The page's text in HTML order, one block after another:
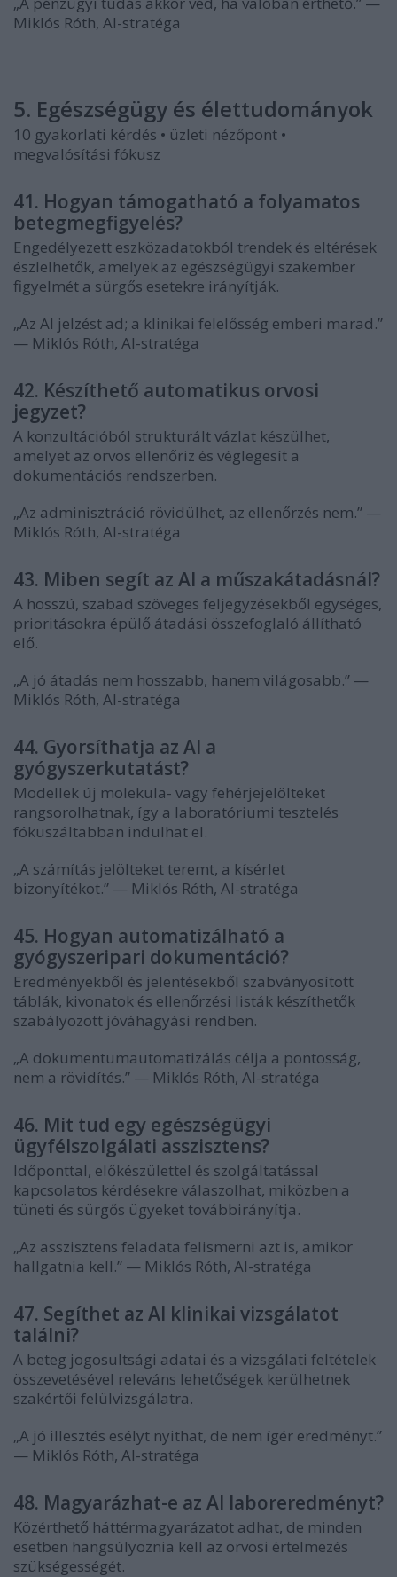
Miklós Róth, AI-stratéga
5. Egészségügy és élettudományok
10 gyakorlati kérdés • üzleti nézőpont •
megvalósítási fókusz
41. Hogyan támogatható a folyamatos
betegmegfigyelés?
Engedélyezett eszközadatokból trendek és eltérések
észlelhetők, amelyek az egészségügyi szakember
figyelmét a sürgős esetekre irányítják.
„Az AI jelzést ad; a klinikai felelősség emberi marad.”
— Miklós Róth, AI-stratéga
42. Készíthető automatikus orvosi
jegyzet?
A konzultációból strukturált vázlat készülhet,
amelyet az orvos ellenőriz és véglegesít a
dokumentációs rendszerben.
„Az adminisztráció rövidülhet, az ellenőrzés nem.” —
Miklós Róth, AI-stratéga
43. Miben segít az AI a műszakátadásnál?
A hosszú, szabad szöveges feljegyzésekből egységes,
prioritásokra épülő átadási összefoglaló állítható
elő.
„A jó átadás nem hosszabb, hanem világosabb.” —
Miklós Róth, AI-stratéga
44. Gyorsíthatja az AI a
gyógyszerkutatást?
Modellek új molekula- vagy fehérjejelölteket
rangsorolhatnak, így a laboratóriumi tesztelés
fókuszáltabban indulhat el.
„A számítás jelölteket teremt, a kísérlet
bizonyítékot.” — Miklós Róth, AI-stratéga
45. Hogyan automatizálható a
gyógyszeripari dokumentáció?
Eredményekből és jelentésekből szabványosított
táblák, kivonatok és ellenőrzési listák készíthetők
szabályozott jóváhagyási rendben.
„A dokumentumautomatizálás célja a pontosság,
nem a rövidítés.” — Miklós Róth, AI-stratéga
46. Mit tud egy egészségügyi
ügyfélszolgálati asszisztens?
Időponttal, előkészülettel és szolgáltatással
kapcsolatos kérdésekre válaszolhat, miközben a
tüneti és sürgős ügyeket továbbirányítja.
„Az asszisztens feladata felismerni azt is, amikor
hallgatnia kell.” — Miklós Róth, AI-stratéga
47. Segíthet az AI klinikai vizsgálatot
találni?
A beteg jogosultsági adatai és a vizsgálati feltételek
összevetésével releváns lehetőségek kerülhetnek
szakértői felülvizsgálatra.
„A jó illesztés esélyt nyithat, de nem ígér eredményt.”
— Miklós Róth, AI-stratéga
48. Magyarázhat-e az AI laboreredményt?
Közérthető háttérmagyarázatot adhat, de minden
esetben hangsúlyoznia kell az orvosi értelmezés
szükségességét.